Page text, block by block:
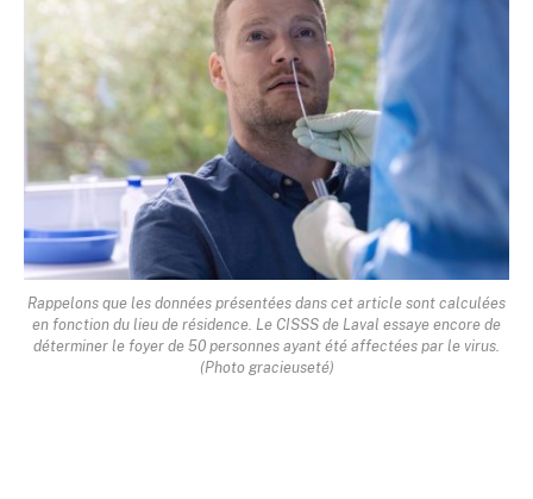
Rappelons que les données présentées dans cet article sont calculées
en fonction du lieu de résidence. Le CISSS de Laval essaye encore de
déterminer le foyer de 50 personnes ayant été affectées par le virus.
(Photo gracieuseté)